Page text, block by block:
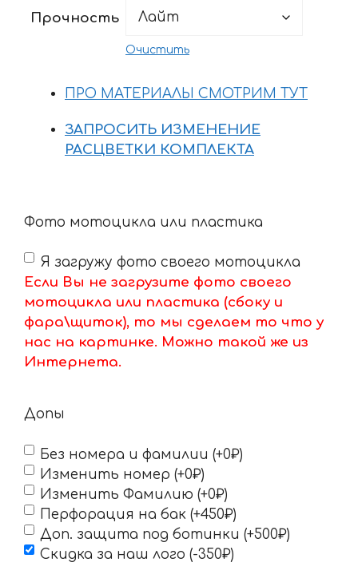
Прочность
Очистить
ПРО МАТЕРИАЛЫ СМОТРИМ ТУТ
ЗАПРОСИТЬ ИЗМЕНЕНИЕ
РАСЦВЕТКИ КОМПЛЕКТА
Фото мотоцикла или пластика
Я загружу фото своего мотоцикла
Если Вы не загрузите фото своего
мотоцикла или пластика (сбоку и
фара\щиток), то мы сделаем то что у
нас на картинке. Можно такой же из
Интернета.
Допы
Без номера и фамилии (+0₽)
Изменить номер (+0₽)
Изменить Фамилию (+0₽)
Перфорация на бак (+450₽)
Доп. защита под ботинки (+500₽)
Скидка за наш лого (-350₽)